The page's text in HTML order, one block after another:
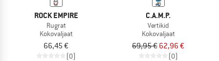
ROCK EMPIRE
Rugrat
Kokovaljaat
66,45 €
(0)
C.A.M.P.
Vertikid
Kokovaljaat
69,95 € 62,96 €
(0)